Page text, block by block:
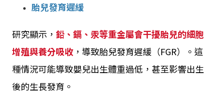
胎兒發育遲緩
研究顯示， 鉛、鎘、汞等重金屬會干擾胎兒的細胞
增殖與養分吸收 ，導致胎兒發育遲緩（FGR）。這
種情況可能導致嬰兒出生體重過低，甚至影響出生
後的生長發育。